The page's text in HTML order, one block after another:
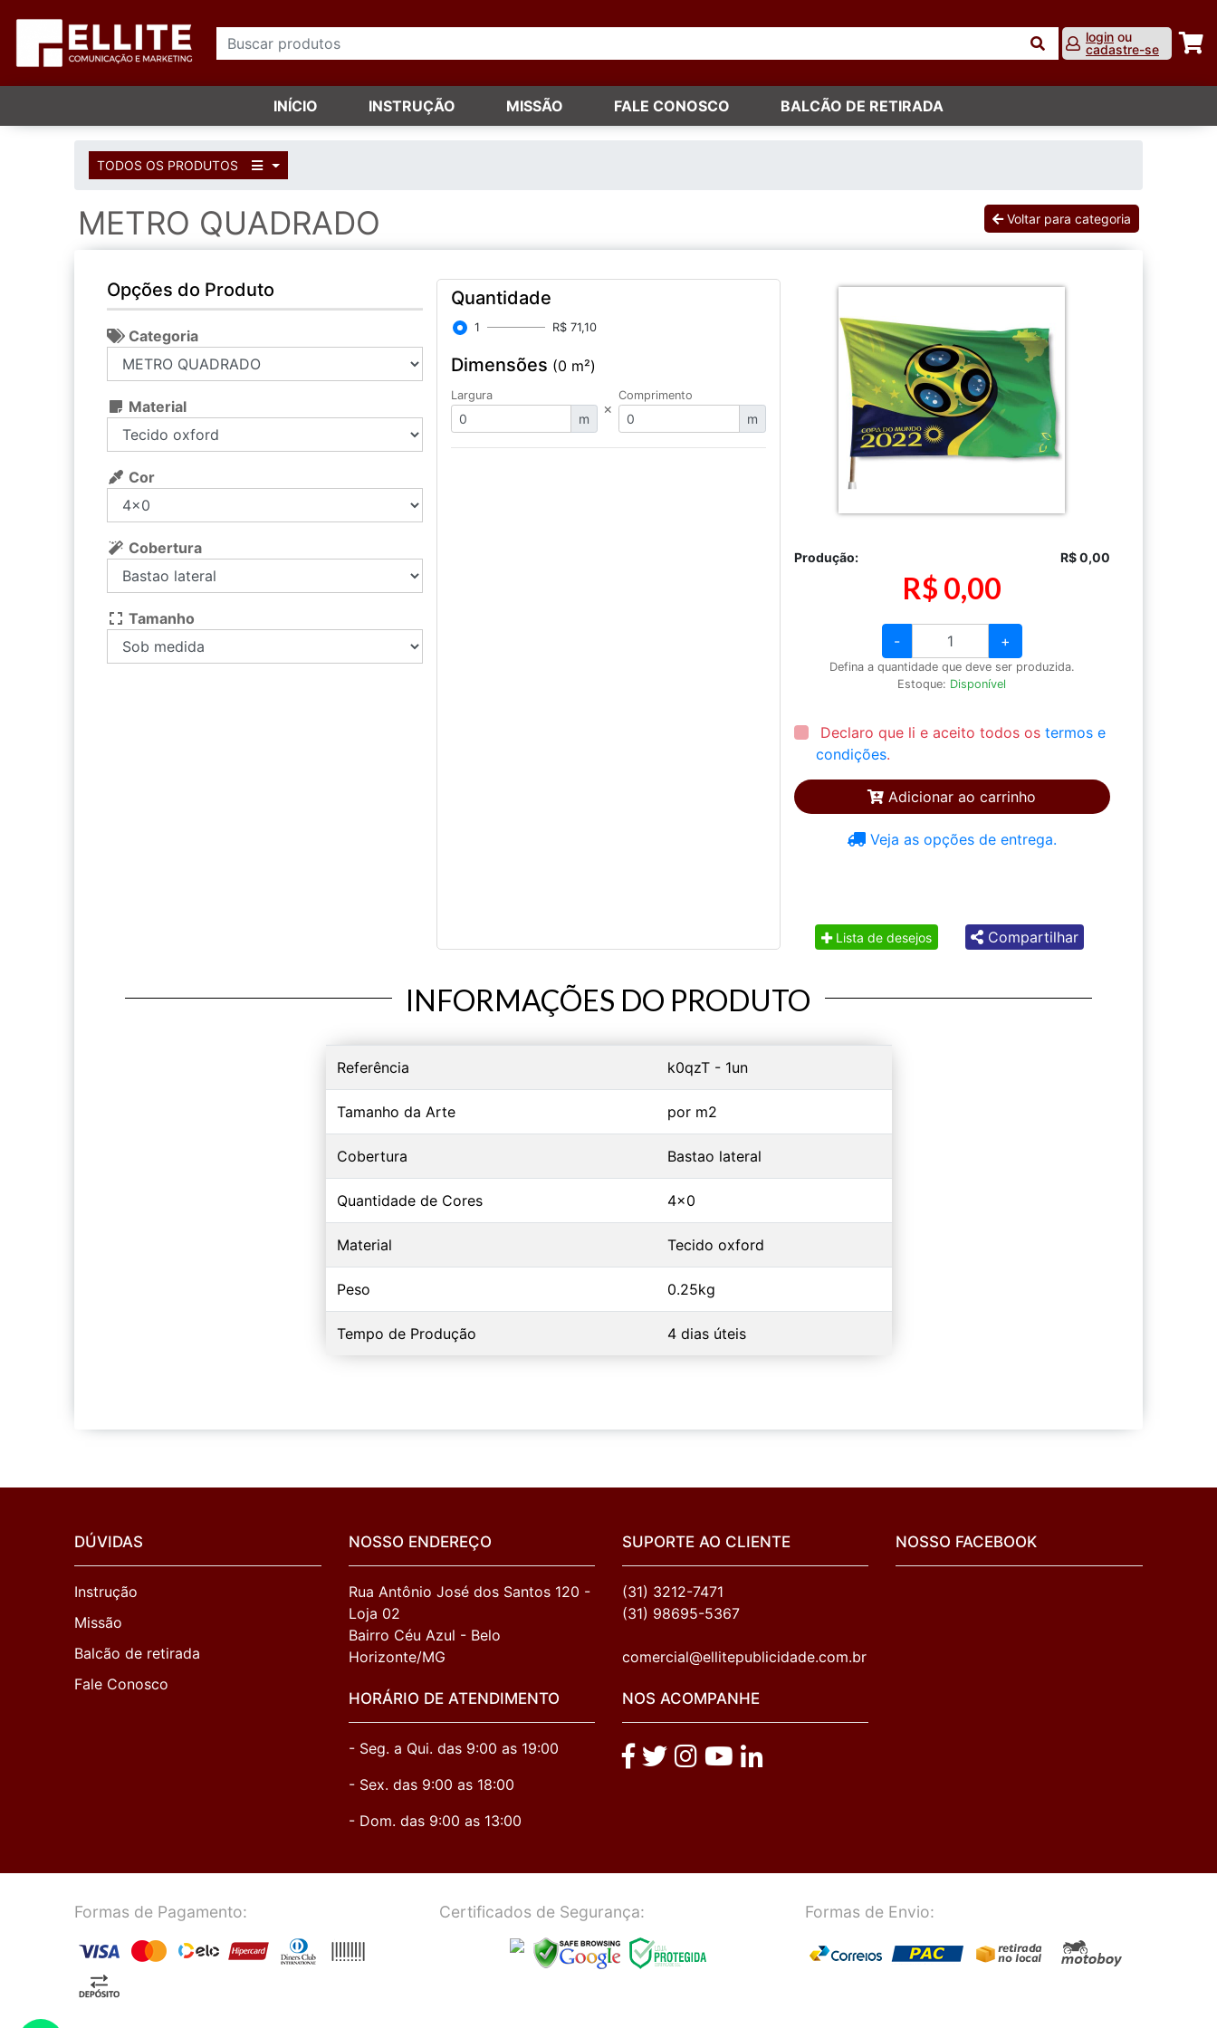
login ou
cadastre-se
INÍCIO INSTRUÇÃO MISSÃO FALE CONOSCO BALCÃO DE RETIRADA
TODOS OS PRODUTOS
METRO QUADRADO Voltar para categoria
Opções do Produto
Categoria
Material
Cor
Cobertura
Tamanho
Quantidade
1 R$ 71,10
Dimensões (0 m²)
Largura
m
×
Comprimento
m
- +
Defina a quantidade que deve ser produzida.
Estoque: Disponível
Declaro que li e aceito todos os termos e
condições.
Adicionar ao carrinho
Veja as opções de entrega.
Produção: R$ 0,00
R$ 0,00
Lista de desejos Compartilhar
INFORMAÇÕES DO PRODUTO
Referência k0qzT - 1un
Tamanho da Arte por m2
Cobertura Bastao lateral
Quantidade de Cores 4x0
Material Tecido oxford
Peso 0.25kg
Tempo de Produção 4 dias úteis
DÚVIDAS
Instrução
Missão
Balcão de retirada
Fale Conosco
NOSSO ENDEREÇO
Rua Antônio José dos Santos 120 -
Loja 02
Bairro Céu Azul - Belo
Horizonte/MG
HORÁRIO DE ATENDIMENTO
- Seg. a Qui. das 9:00 as 19:00
- Sex. das 9:00 as 18:00
- Dom. das 9:00 as 13:00
SUPORTE AO CLIENTE
(31) 3212-7471
(31) 98695-5367
comercial@ellitepublicidade.com.br
NOS ACOMPANHE
NOSSO FACEBOOK
Formas de Pagamento: Certificados de Segurança: Formas de Envio: